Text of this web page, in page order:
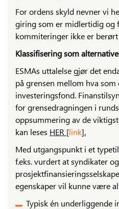
For ordens skyld nevner vi
giring som er midlertidig og
kommiteringer ikke er berørt
Klassifisering som
ESMAs uttalelse gjør det
på grensen mellom hva
investeringsfond.
for grensedragningen i
oppsummering av de
kan leses HER [link].
Med utgangspunkt i et
f.eks. vurdert at syndikater og
egenskaper vil kunne være
Typisk én underliggende